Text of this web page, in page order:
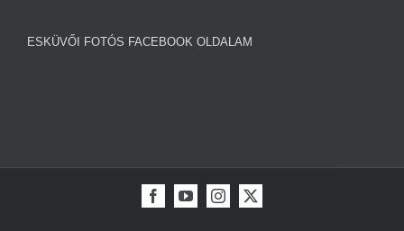
ESKÜVŐI FOTÓS FACEBOOK OLDALAM
FacebookYouTubeInstagram
X